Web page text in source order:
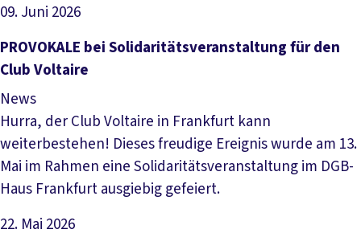
09. Juni 2026
Artikel lesen
PROVOKALE bei Solidaritätsveranstaltung für den
Club Voltaire
News
Hurra, der Club Voltaire in Frankfurt kann
weiterbestehen! Dieses freudige Ereignis wurde am 13.
Mai im Rahmen eine Solidaritätsveranstaltung im DGB-
Haus Frankfurt ausgiebig gefeiert.
22. Mai 2026